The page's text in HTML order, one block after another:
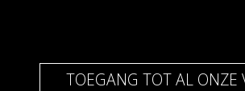
TOEGANG TOT AL ONZE